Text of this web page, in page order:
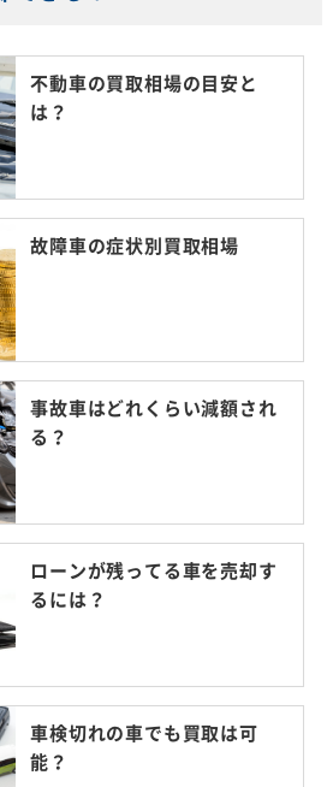
不動車の買取相場の目安と
は？
故障車の症状別買取相場
事故車はどれくらい減額され
る？
ローンが残ってる車を売却す
るには？
車検切れの車でも買取は可
能？